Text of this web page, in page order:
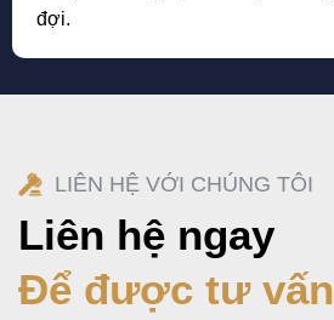
đợi.
LIÊN HỆ VỚI CHÚNG TÔI
Liên hệ ngay
Để được tư vấn